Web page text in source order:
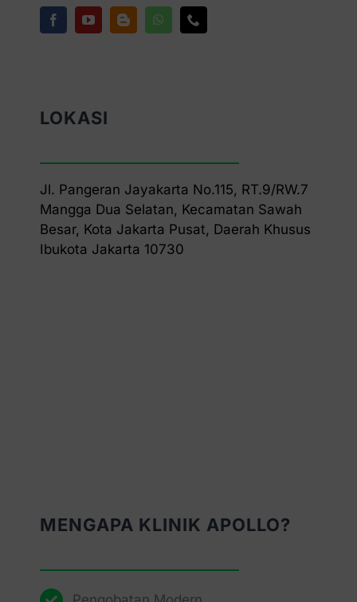
LOKASI
Jl. Pangeran Jayakarta No.115, RT.9/RW.7
Mangga Dua Selatan, Kecamatan Sawah
Besar, Kota Jakarta Pusat, Daerah Khusus
Ibukota Jakarta 10730
MENGAPA KLINIK APOLLO?